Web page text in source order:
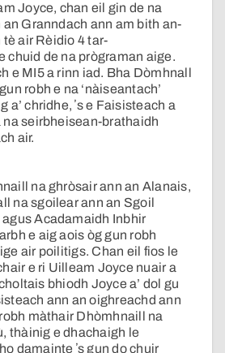
Joyce, chan eil gin de na
Granndach ann am bith an-
air Rèidio 4 tar-
chuid de na prògraman aige.
e MI5 a rinn iad. Bha Dòmhnall
robh e na ‘nàiseantach’
a’ chridhe, ʼs e Faisisteach a
na seirbheisean-brathaidh
air.
na ghròsair ann an Alanais,
na sgoilear ann an Sgoil
Acadamaidh Inbhir
e aig aois òg gun robh
air poilitigs. Chan eil fios le
e ri Uilleam Joyce nuair a
bhiodh Joyce a’ dol gu
ann an oighreachd ann
màthair Dhòmhnaill na
thàinig e dhachaigh le
damainte ʼs gun do chuir